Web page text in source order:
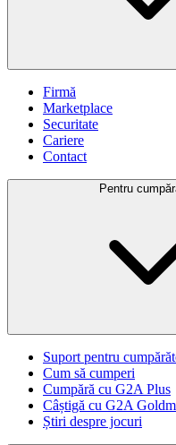
Firmă
Marketplace
Securitate
Cariere
Contact
Pentru
Suport pentru
Cum să cumperi
Cumpără cu G2A Plus
Câștigă cu G2A
Știri despre jocuri